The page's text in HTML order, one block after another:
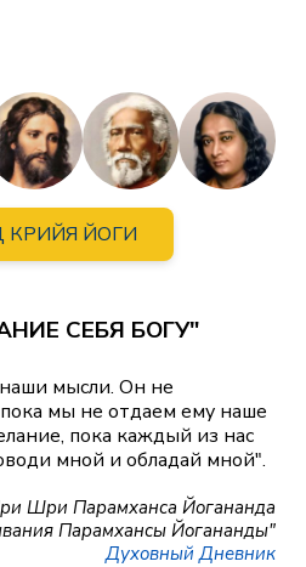
КРИЙЯ ЙОГИ
СЕБЯ БОГУ"
мысли. Он не
мы не отдаем ему наше
пока каждый из нас
мной и обладай мной".
Шри Парамханса Йогананда
Парамхансы Йогананды"
Духовный Дневник